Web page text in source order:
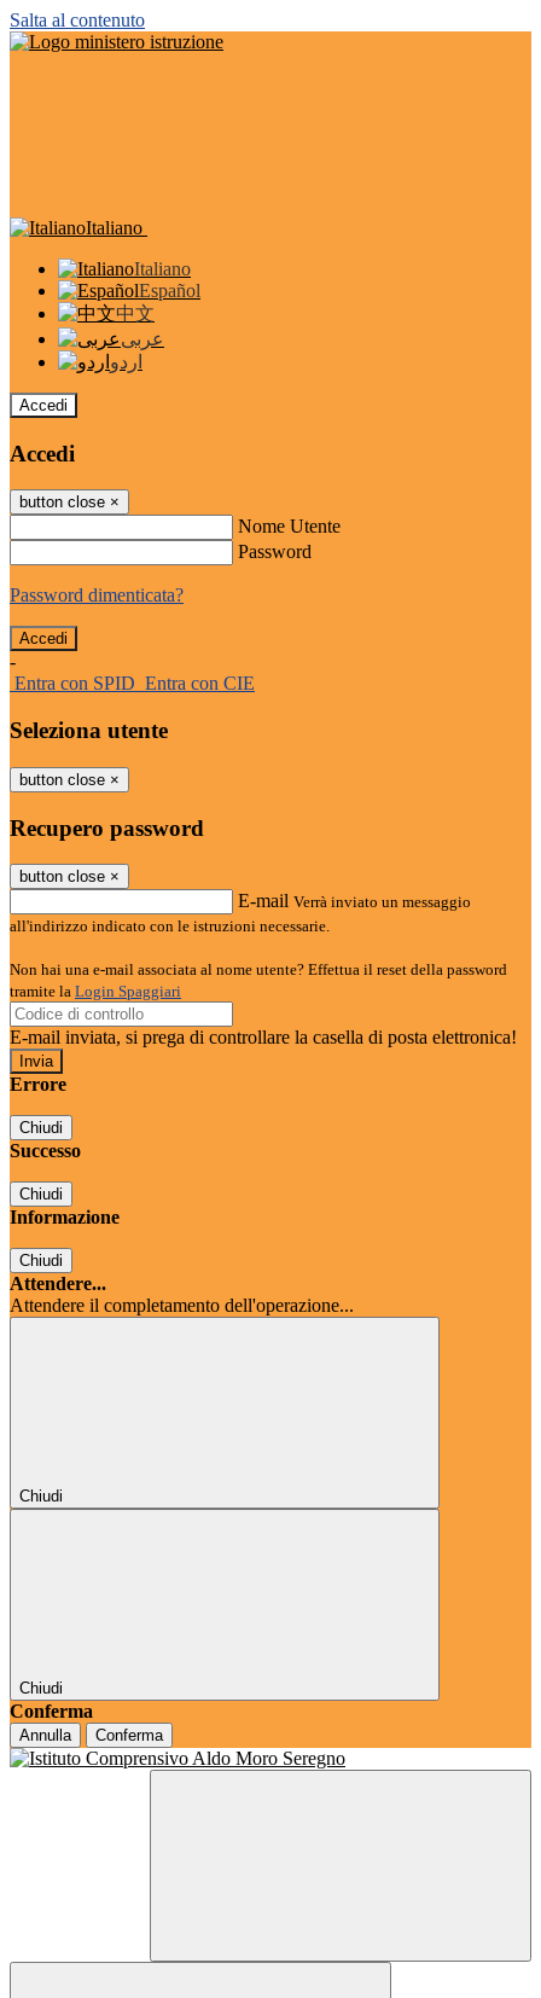
Salta al contenuto
Italiano
Italiano
Español
中文
عربى
اردو
Accedi
Accedi
button close ×
Nome Utente
Password
Password dimenticata?
-
Entra con SPID Entra con CIE
Seleziona utente
button close ×
Recupero password
button close ×
E-mail Verrà inviato un messaggio
all'indirizzo indicato con le istruzioni necessarie.
Non hai una e-mail associata al nome utente? Effettua il reset della password
tramite la Login Spaggiari
E-mail inviata, si prega di controllare la casella di posta elettronica!
Errore
Chiudi
Successo
Chiudi
Informazione
Chiudi
Attendere...
Attendere il completamento dell'operazione...
Chiudi
Chiudi
Conferma
Annulla Conferma